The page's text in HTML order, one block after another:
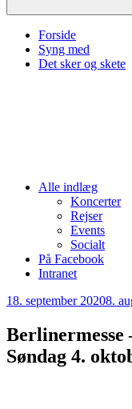
Forside
Syng med
Det sker og skete
Alle indlæg
Koncerter
Rejser
Events
Socialt
På Facebook
Intranet
Udgivet
18. september 20208.
Berlinermesse
Søndag 4.